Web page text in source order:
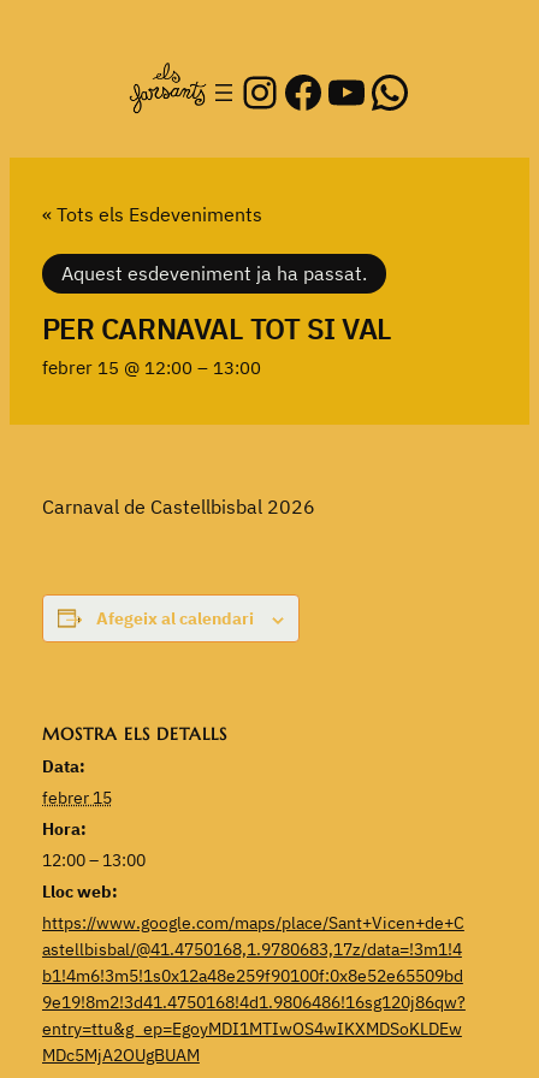
Instagram
Facebook
YouTube
« Tots els Esdeveniments
Aquest esdeveniment ja ha passat.
PER CARNAVAL TOT SI VAL
febrer 15 @ 12:00 – 13:00
Carnaval de Castellbisbal 2026
Afegeix al calendari
MOSTRA ELS DETALLS
Data:
febrer 15
Hora:
12:00 – 13:00
Lloc web:
https://www.google.com/maps/place/Sant+Vicen+de+C
astellbisbal/@41.4750168,1.9780683,17z/data=!3m1!4
b1!4m6!3m5!1s0x12a48e259f90100f:0x8e52e65509bd
9e19!8m2!3d41.4750168!4d1.9806486!16sg120j86qw?
entry=ttu&g_ep=EgoyMDI1MTIwOS4wIKXMDSoKLDEw
MDc5MjA2OUgBUAM